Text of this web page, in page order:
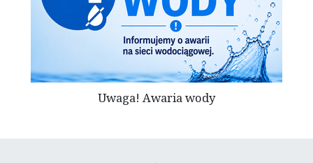
Uwaga! Awaria wody